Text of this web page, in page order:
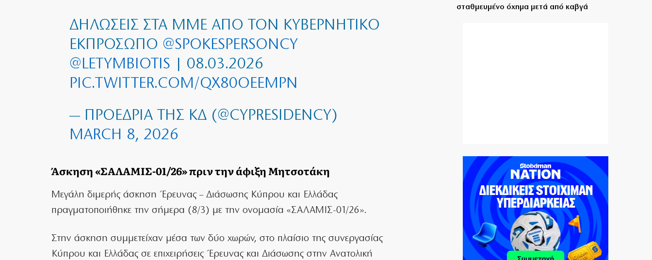
ΔΗΛΏΣΕΙΣ ΣΤΑ ΜΜΕ ΑΠΌ ΤΟΝ ΚΥΒΕΡΝΗΤΙΚΌ
ΕΚΠΡΌΣΩΠΟ @SPOKESPERSONCY
@LETYMBIOTIS | 08.03.2026
PIC.TWITTER.COM/QX80OEEMPN
— ΠΡΟΕΔΡΊΑ ΤΗΣ ΚΔ (@CYPRESIDENCY)
MARCH 8, 2026
Άσκηση «ΣΑΛΑΜΙΣ-01/26» πριν την άφιξη Μητσοτάκη
Μεγάλη διμερής άσκηση Έρευνας – Διάσωσης Κύπρου και Ελλάδας
πραγματοποιήθηκε την σήμερα (8/3) με την ονομασία «ΣΑΛΑΜΙΣ-01/26».
Στην άσκηση συμμετείχαν μέσα των δύο χωρών, στο πλαίσιο της συνεργασίας
Κύπρου και Ελλάδας σε επιχειρήσεις Έρευνας και Διάσωσης στην Ανατολική
σταθμευμένο όχημα μετά από καβγά
7|08|2026 | 21:50
«Χαστούκι» ΟΟΣΑ στην κυβέρνηση:
Τελευταία η Ελλάδα στο εισόδημα
7|08|2026 | 21:40
Πάνω από 1.500 έλεγχοι σε 300 παραλίες –
Χαλκιδική: Ρεκόρ αυθαιρεσιών!
7|08|2026 | 21:40